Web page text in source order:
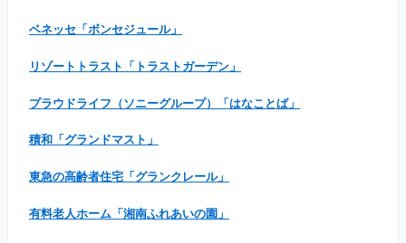
ベネッセ「ボンセジュール」
リゾートトラスト「トラストガーデン」
プラウドライフ（ソニーグループ）「はなことば」
積和「グランドマスト」
東急の高齢者住宅「グランクレール」
有料老人ホーム「湘南ふれあいの園」